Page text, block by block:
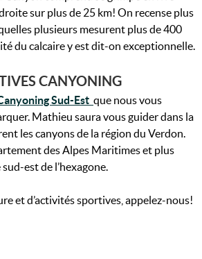
sur plus de 25 km! On recense plus
plusieurs mesurent plus de 400
du calcaire y est dit-on exceptionnelle.
CANYONING
Sud-Est que nous vous
Mathieu saura vous guider dans la
les canyons de la région du Verdon.
des Alpes Maritimes et plus
est de l’hexagone.
et d’activités sportives, appelez-nous!